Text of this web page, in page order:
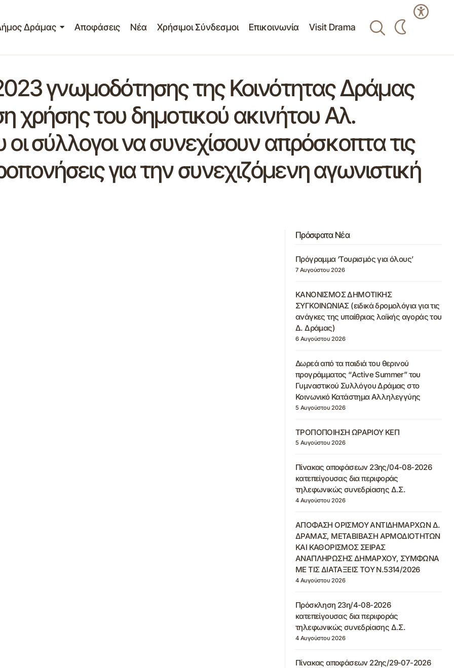
Δράμας Αποφάσεις Νέα Χρήσιμοι Σύνδεσμοι Επικοινωνία Visit Drama
γνωμοδότησης της Κοινότητας Δράμας
χρήσης του δημοτικού ακινήτου Αλ.
σύλλογοι να συνεχίσουν απρόσκοπτα τις
για την συνεχιζόμενη αγωνιστική
Πρόσφατα Νέα
Πρόγραμμα ‘Τουρισμός για όλους’
7 Αυγούστου 2026
ΚΑΝΟΝΙΣΜΟΣ ΔΗΜΟΤΙΚΗΣ
ΣΥΓΚΟΙΝΩΝΙΑΣ (ειδικά δρομολόγια για τις
ανάγκες της υπαίθριας λαϊκής αγοράς του
Δ. Δράμας)
6 Αυγούστου 2026
Δωρεά από τα παιδιά του θερινού
προγράμματος “Active Summer” του
Γυμναστικού Συλλόγου Δράμας στο
Κοινωνικό Κατάστημα Αλληλεγγύης
5 Αυγούστου 2026
ΤΡΟΠΟΠΟΙΗΣΗ ΩΡΑΡΙΟΥ ΚΕΠ
5 Αυγούστου 2026
Πίνακας αποφάσεων 23ης/04-08-2026
κατεπείγουσας δια περιφοράς
τηλεφωνικώς συνεδρίασης Δ.Σ.
4 Αυγούστου 2026
ΑΠΟΦΑΣΗ ΟΡΙΣΜΟΥ ΑΝΤΙΔΗΜΑΡΧΩΝ Δ.
ΔΡΑΜΑΣ, ΜΕΤΑΒΙΒΑΣΗ ΑΡΜΟΔΙΟΤΗΤΩΝ
ΚΑΙ ΚΑΘΟΡΙΣΜΟΣ ΣΕΙΡΑΣ
ΑΝΑΠΛΗΡΩΣΗΣ ΔΗΜΑΡΧΟΥ, ΣΥΜΦΩΝΑ
ΜΕ ΤΙΣ ΔΙΑΤΑΞΕΙΣ ΤΟΥ Ν.5314/2026
4 Αυγούστου 2026
Πρόσκληση 23η/4-08-2026
κατεπείγουσας δια περιφοράς
τηλεφωνικώς συνεδρίασης Δ.Σ.
4 Αυγούστου 2026
Πίνακας αποφάσεων 22ης/29-07-2026